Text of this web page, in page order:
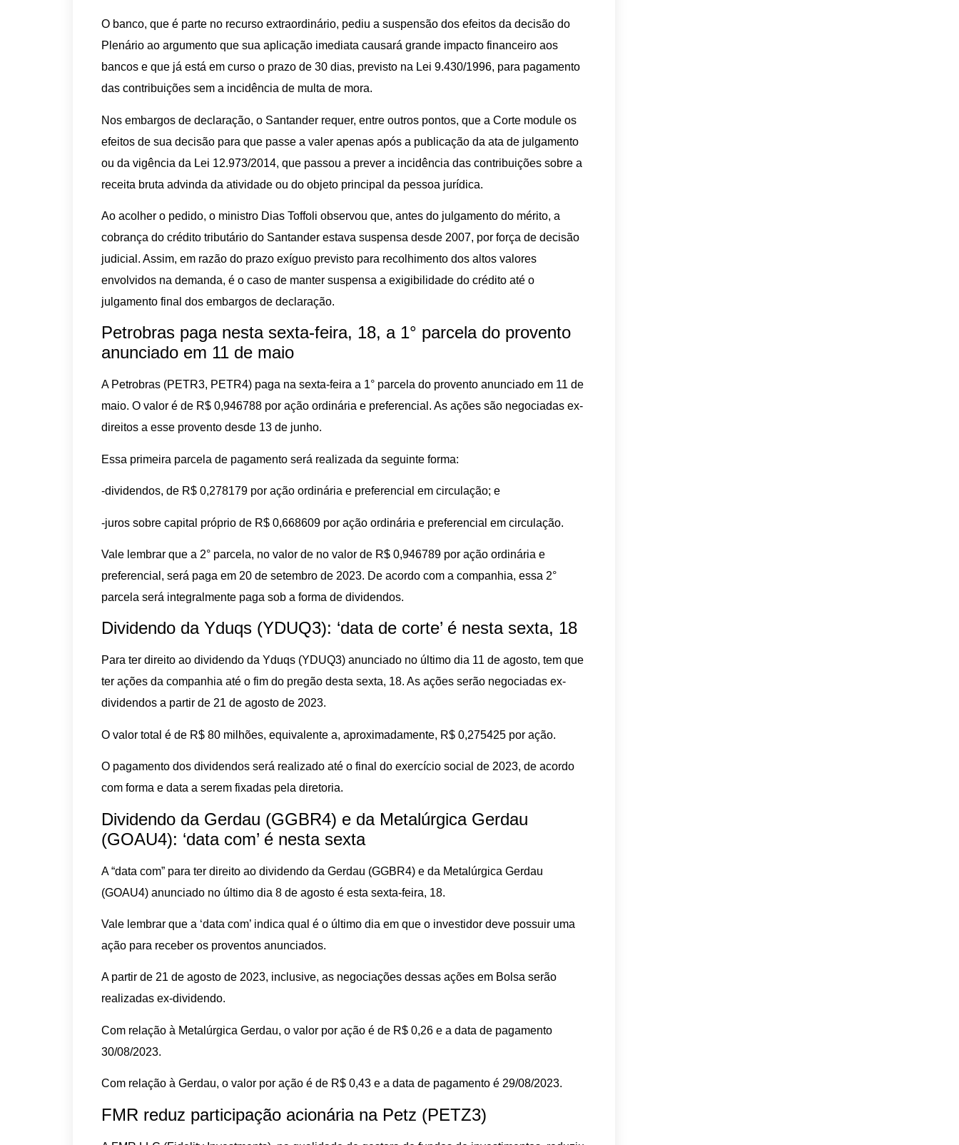
O banco, que é parte no recurso extraordinário, pediu a suspensão dos efeitos da decisão do
Plenário ao argumento que sua aplicação imediata causará grande impacto financeiro aos
bancos e que já está em curso o prazo de 30 dias, previsto na Lei 9.430/1996, para pagamento
das contribuições sem a incidência de multa de mora.
Nos embargos de declaração, o Santander requer, entre outros pontos, que a Corte module os
efeitos de sua decisão para que passe a valer apenas após a publicação da ata de julgamento
ou da vigência da Lei 12.973/2014, que passou a prever a incidência das contribuições sobre a
receita bruta advinda da atividade ou do objeto principal da pessoa jurídica.
Ao acolher o pedido, o ministro Dias Toffoli observou que, antes do julgamento do mérito, a
cobrança do crédito tributário do Santander estava suspensa desde 2007, por força de decisão
judicial. Assim, em razão do prazo exíguo previsto para recolhimento dos altos valores
envolvidos na demanda, é o caso de manter suspensa a exigibilidade do crédito até o
julgamento final dos embargos de declaração.
Petrobras paga nesta sexta-feira, 18, a 1° parcela do provento
anunciado em 11 de maio
A Petrobras (PETR3, PETR4) paga na sexta-feira a 1° parcela do provento anunciado em 11 de
maio. O valor é de R$ 0,946788 por ação ordinária e preferencial. As ações são negociadas ex-
direitos a esse provento desde 13 de junho.
Essa primeira parcela de pagamento será realizada da seguinte forma:
-dividendos, de R$ 0,278179 por ação ordinária e preferencial em circulação; e
-juros sobre capital próprio de R$ 0,668609 por ação ordinária e preferencial em circulação.
Vale lembrar que a 2° parcela, no valor de no valor de R$ 0,946789 por ação ordinária e
preferencial, será paga em 20 de setembro de 2023. De acordo com a companhia, essa 2°
parcela será integralmente paga sob a forma de dividendos.
Dividendo da Yduqs (YDUQ3): ‘data de corte’ é nesta sexta, 18
Para ter direito ao dividendo da Yduqs (YDUQ3) anunciado no último dia 11 de agosto, tem que
ter ações da companhia até o fim do pregão desta sexta, 18. As ações serão negociadas ex-
dividendos a partir de 21 de agosto de 2023.
O valor total é de R$ 80 milhões, equivalente a, aproximadamente, R$ 0,275425 por ação.
O pagamento dos dividendos será realizado até o final do exercício social de 2023, de acordo
com forma e data a serem fixadas pela diretoria.
Dividendo da Gerdau (GGBR4) e da Metalúrgica Gerdau
(GOAU4): ‘data com’ é nesta sexta
A “data com” para ter direito ao dividendo da Gerdau (GGBR4) e da Metalúrgica Gerdau
(GOAU4) anunciado no último dia 8 de agosto é esta sexta-feira, 18.
Vale lembrar que a ‘data com’ indica qual é o último dia em que o investidor deve possuir uma
ação para receber os proventos anunciados.
A partir de 21 de agosto de 2023, inclusive, as negociações dessas ações em Bolsa serão
realizadas ex-dividendo.
Com relação à Metalúrgica Gerdau, o valor por ação é de R$ 0,26 e a data de pagamento
30/08/2023.
Com relação à Gerdau, o valor por ação é de R$ 0,43 e a data de pagamento é 29/08/2023.
FMR reduz participação acionária na Petz (PETZ3)